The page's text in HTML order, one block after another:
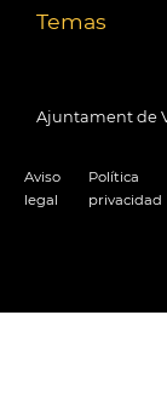
Temas
Ajuntament de
Aviso
legal
Política
privacidad